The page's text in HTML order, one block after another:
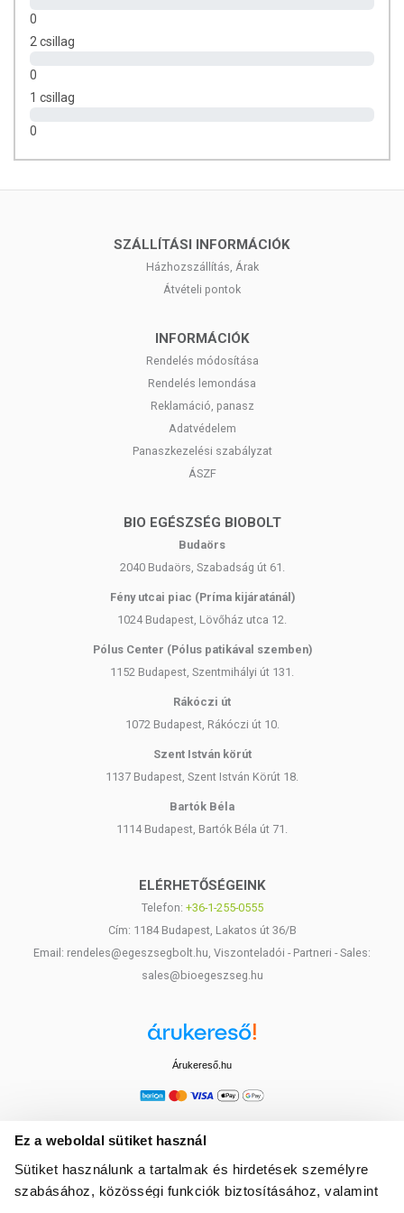
Ez a weboldal sütiket használ
Sütiket használunk a tartalmak és hirdetések személyre
szabásához, közösségi funkciók biztosításához, valamint
0
2 csillag
0
1 csillag
0
SZÁLLÍTÁSI INFORMÁCIÓK
Házhozszállítás, Árak
Átvételi pontok
INFORMÁCIÓK
Rendelés módosítása
Rendelés lemondása
Reklamáció, panasz
Adatvédelem
Panaszkezelési szabályzat
ÁSZF
BIO EGÉSZSÉG BIOBOLT
Budaörs
2040 Budaörs, Szabadság út 61.
Fény utcai piac (Príma kijáratánál)
1024 Budapest, Lövőház utca 12.
Pólus Center (Pólus patikával szemben)
1152 Budapest, Szentmihályi út 131.
Rákóczi út
1072 Budapest, Rákóczi út 10.
Szent István körút
1137 Budapest, Szent István Körút 18.
Bartók Béla
1114 Budapest, Bartók Béla út 71.
ELÉRHETŐSÉGEINK
Telefon: +36-1-255-0555
Cím: 1184 Budapest, Lakatos út 36/B
Email: rendeles@egeszsegbolt.hu, Viszonteladói - Partneri - Sales:
sales@bioegeszseg.hu
Árukereső.hu